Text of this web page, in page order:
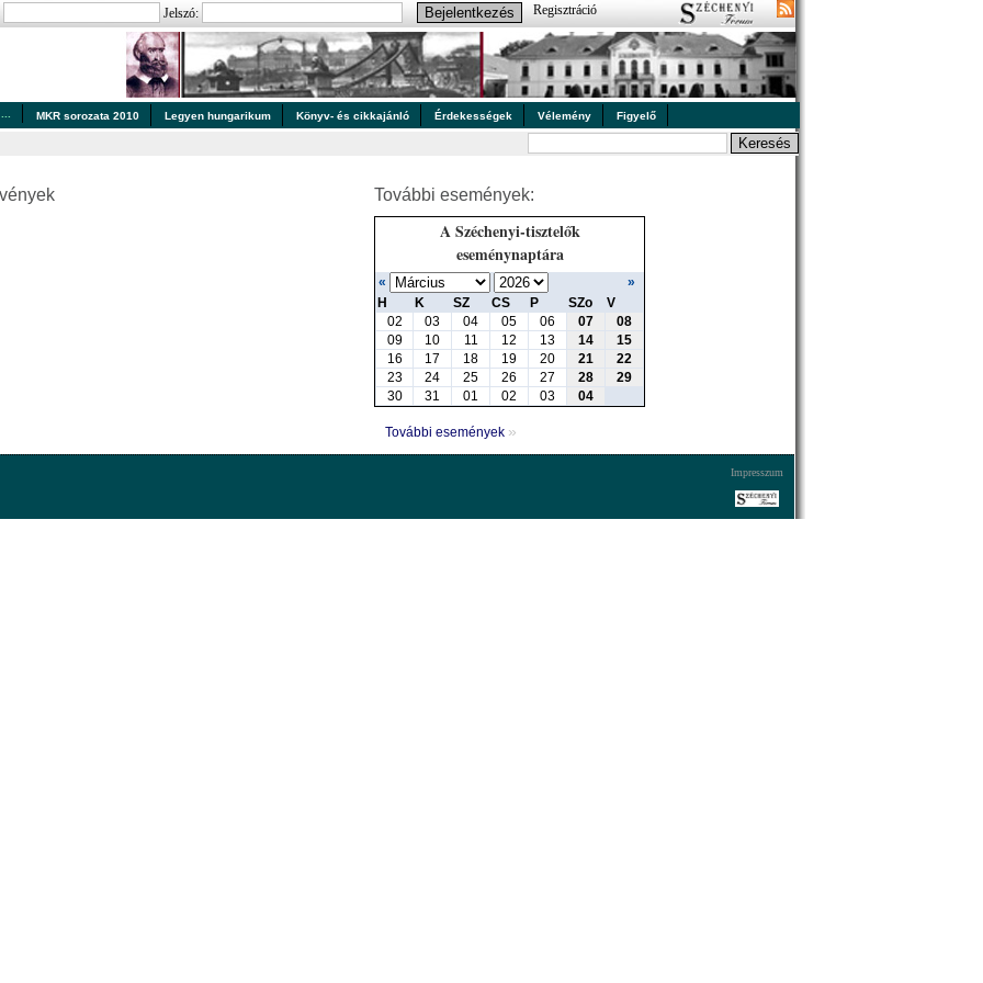
Jelszó: Regisztráció
MKR sorozata 2010 Legyen hungarikum Könyv- és cikkajánló Érdekességek Vélemény Figyelő
További események:
A Széchenyi-tisztelők
eseménynaptára
«
»
H
K SZ CS P SZo
V
02
03 04 05 06 07
08
09
10 11 12 13 14
15
16
17 18 19 20 21
22
23
24 25 26 27 28
29
30
31 01 02 03 04
További események »
Impresszum